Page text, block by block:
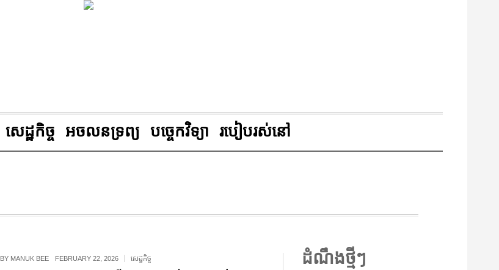
សេដ្ឋកិច្ច អចលនទ្រព្យ បច្ចេកវិទ្យា របៀបរស់នៅ
BY MANUK BEE FEBRUARY 22, 2026 សេដ្ឋកិច្ច ដំណឹងថ្មីៗ